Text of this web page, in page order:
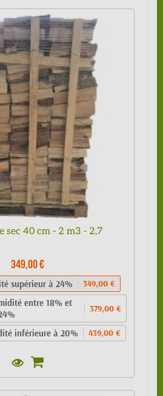
sec 40 cm - 2 m3 - 2,7
349,00 €
supérieur à 24% 349,00 €
entre 18% et
379,00 €
inférieure à 20% 439,00 €